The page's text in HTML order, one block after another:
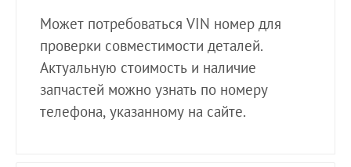
Может потребоваться VIN номер для
проверки совместимости деталей.
Актуальную стоимость и наличие
запчастей можно узнать по номеру
телефона, указанному на сайте.